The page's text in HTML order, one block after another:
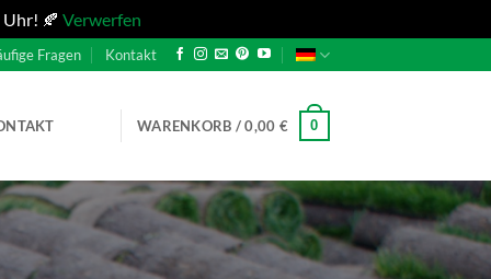
🍂 Verwerfen
Fragen Kontakt
WARENKORB /0,00 € 0